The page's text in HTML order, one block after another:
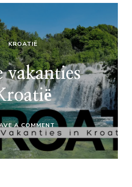
KROATIË
vakanties
A COMMENTON
LUXE
VAKANTIES
KROATIË